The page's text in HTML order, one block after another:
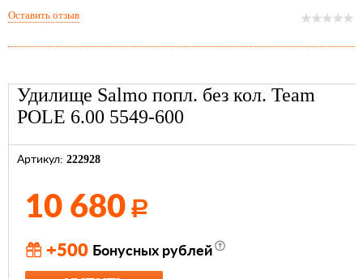
Удилище Salmo попл. без кол. Team
POLE 6.00 5549-600
Артикул: 222928
10 680 Р
+500 Бонусных рублей
Оставить отзыв